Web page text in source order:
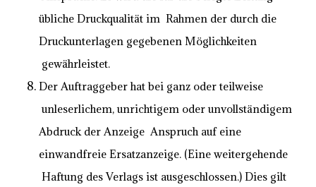
übliche Druckqualität im Rahmen der durch die
Druckunterlagen gegebenen Möglichkeiten
gewährleistet.
Der Auftraggeber hat bei ganz oder teilweise
unleserlichem, unrichtigem oder unvollständigem
Abdruck der Anzeige Anspruch auf eine
einwandfreie Ersatzanzeige. (Eine weitergehende
Haftung des Verlags ist ausgeschlossen.) Dies gilt